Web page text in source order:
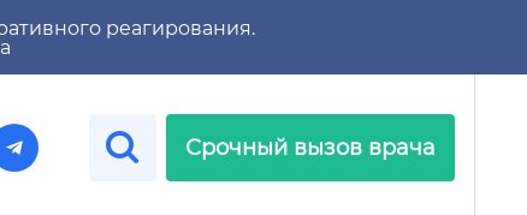
реагирования.
Срочный вызов врача